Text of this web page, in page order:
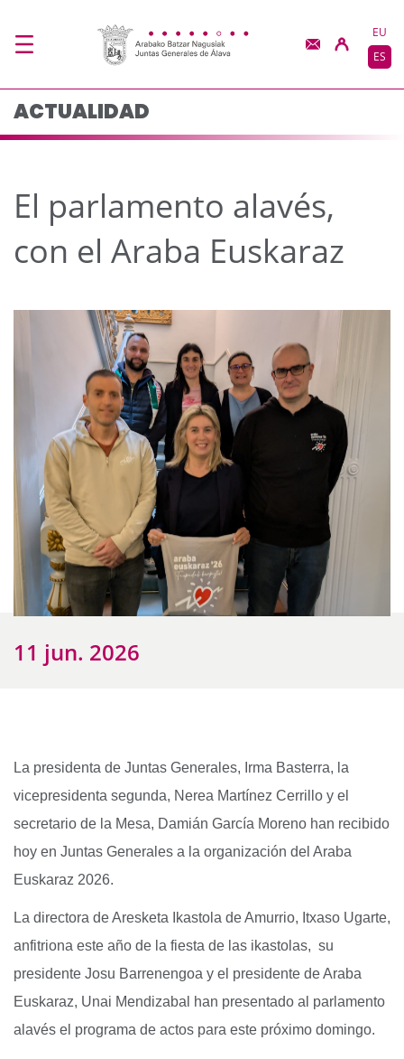
El parlamento alavés, EU
ES
ACTUALIDAD
El parlamento alavés,
con el Araba Euskaraz
11 jun. 2026
La presidenta de Juntas Generales, Irma Basterra, la
vicepresidenta segunda, Nerea Martínez Cerrillo y el
secretario de la Mesa, Damián García Moreno han recibido
hoy en Juntas Generales a la organización del Araba
Euskaraz 2026.
La directora de Aresketa Ikastola de Amurrio, Itxaso Ugarte,
anfitriona este año de la fiesta de las ikastolas, su
presidente Josu Barrenengoa y el presidente de Araba
Euskaraz, Unai Mendizabal han presentado al parlamento
alavés el programa de actos para este próximo domingo.